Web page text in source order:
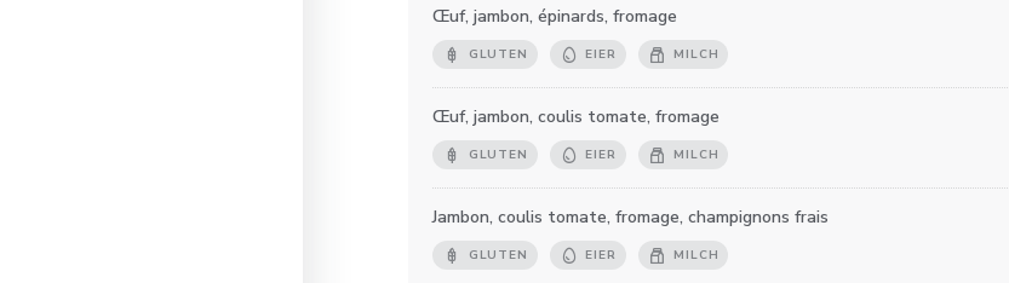
Œuf, jambon, épinards, fromage
GLUTEN EIER MILCH
Œuf, jambon, coulis tomate, fromage
GLUTEN EIER MILCH
Jambon, coulis tomate, fromage, champignons frais
GLUTEN EIER MILCH